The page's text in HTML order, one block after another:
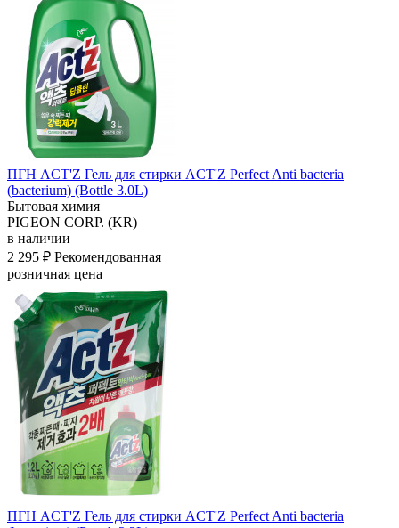
ПГН ACT'Z Гель для стирки ACT'Z Perfect Anti bacteria
(bacterium) (Bottle 3.0L)
Бытовая химия
PIGEON CORP. (KR)
в наличии
2 295 ₽ Рекомендованная
розничная цена
ПГН ACT'Z Гель для стирки ACT'Z Perfect Anti bacteria